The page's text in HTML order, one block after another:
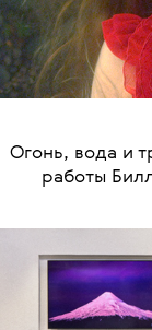
Огонь, вода и
работы